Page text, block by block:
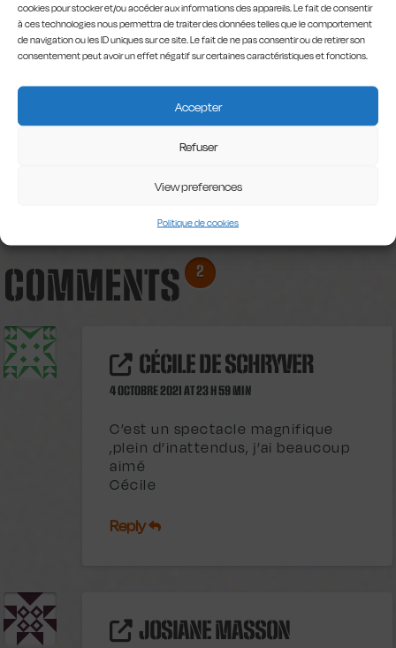
cookies pour stocker et/ou accéder aux informations des appareils. Le fait de consentir
à ces technologies nous permettra de traiter des données telles que le comportement
de navigation ou les ID uniques sur ce site. Le fait de ne pas consentir ou de retirer son
consentement peut avoir un effet négatif sur certaines caractéristiques et fonctions.
Accepter
Refuser
View preferences
Politique de cookies
COMMENTS 2
CÉCILE DE SCHRYVER
4 OCTOBRE 2021 AT 23 H 59 MIN
C’est un spectacle magnifique
,plein d’inattendus, j’ai beaucoup
aimé
Cécile
Reply
JOSIANE MASSON